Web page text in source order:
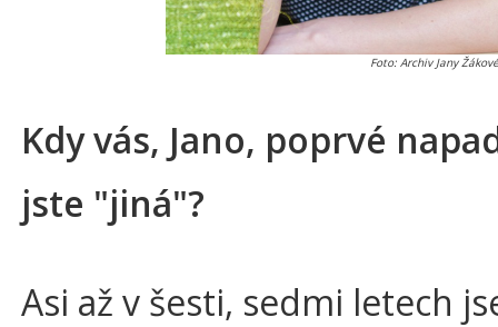
Foto: Archiv Jany Žákové
Kdy vás, Jano, poprvé
jste "jiná"?
Asi až v šesti, sedmi letech